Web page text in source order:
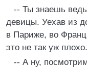
-- Ты знаешь
девицы. Уехав из
в Париже, во
это не так уж плохо.
-- А ну,